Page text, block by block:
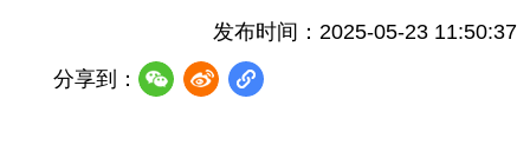
发布时间：2025-05-23 11:50:37
分享到：